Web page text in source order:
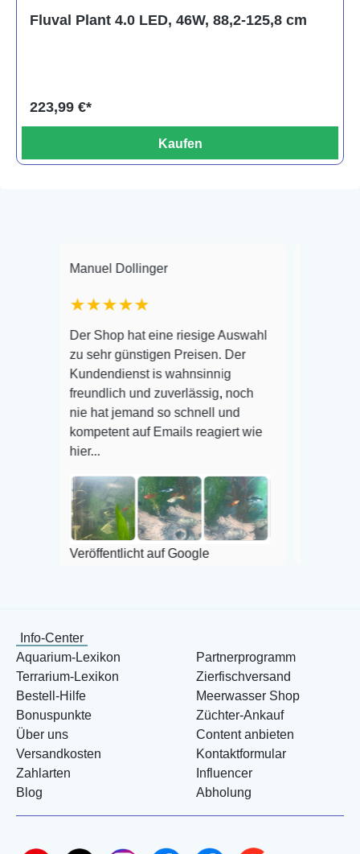
Fluval Plant 4.0 LED, 46W, 88,2-125,8 cm
223,99 €*
Kaufen
Manuel Dollinger
★★★★★
Der Shop hat eine riesige Auswahl
zu sehr günstigen Preisen. Der
Kundendienst is wahnsinnig
freundlich und zuverlässig, noch
nie hat jemand so schnell und
kompetent auf Emails reagiert wie
Veröffentlicht auf Google
Auswahl plus
Info-Center
Aquarium-Lexikon
Terrarium-Lexikon
Bestell-Hilfe
Bonuspunkte
Über uns
Versandkosten
Zahlarten
Blog
Partnerprogramm
Zierfischversand
Meerwasser Shop
Züchter-Ankauf
Content anbieten
Kontaktformular
Influencer
Abholung